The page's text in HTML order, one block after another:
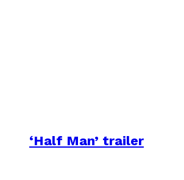
‘Half Man’ trailer